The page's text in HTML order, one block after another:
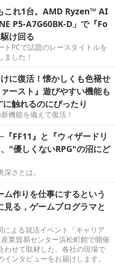
これ1台。AMD Ryzen™ AI
P5-A7G60BK-D」で『Fo
け回る
PCで話題のレースタイトルを
した！
に復活！懐かしくも色褪せ
ースト』遊びやすい機能も
触れるのにぴったり
機能を備えて復活！
『FF11』と『ウィザードリ
"優しくないRPG"の沼にど
さとは。
ム作りを仕事にするという
る，ゲームプログラマと
よる就活イベント「キャリア
業貿易センター浜松町館で開催
わせて取材した、各社の現場で
ンタビューをお届けします。